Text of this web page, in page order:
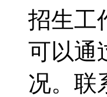
招生工
可以通
况。联